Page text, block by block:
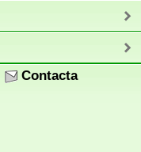
Contacta